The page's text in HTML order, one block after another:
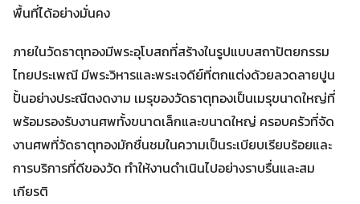
พื้นที่ได้อย่างมั่นคง
ภายในวัดธาตุทองมีพระอุโบสถที่สร้างในรูปแบบสถาปัตยกรรม
ไทยประเพณี มีพระวิหารและพระเจดีย์ที่ตกแต่งด้วยลวดลายปูน
ปั้นอย่างประณีตงดงาม เมรุของวัดธาตุทองเป็นเมรุขนาดใหญ่ที่
พร้อมรองรับงานศพทั้งขนาดเล็กและขนาดใหญ่ ครอบครัวที่จัด
งานศพที่วัดธาตุทองมักชื่นชมในความเป็นระเบียบเรียบร้อยและ
การบริการที่ดีของวัด ทำให้งานดำเนินไปอย่างราบรื่นและสม
เกียรติ